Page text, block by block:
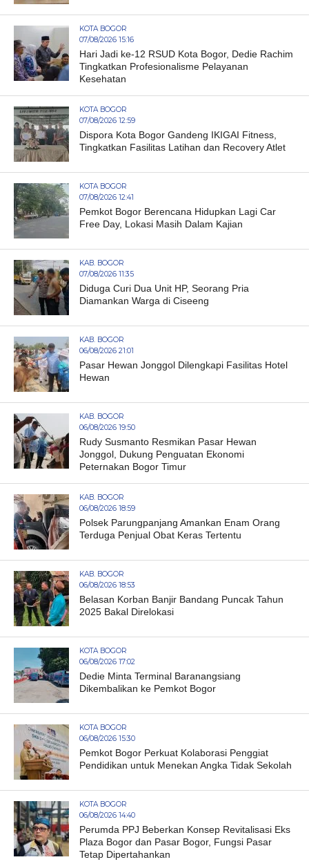
KOTA BOGOR
07/08/2026 15:16
Hari Jadi ke-12 RSUD Kota Bogor, Dedie Rachim
Tingkatkan Profesionalisme Pelayanan
Kesehatan
KOTA BOGOR
07/08/2026 12:59
Dispora Kota Bogor Gandeng IKIGAI Fitness,
Tingkatkan Fasilitas Latihan dan Recovery Atlet
KOTA BOGOR
07/08/2026 12:41
Pemkot Bogor Berencana Hidupkan Lagi Car
Free Day, Lokasi Masih Dalam Kajian
KAB. BOGOR
07/08/2026 11:35
Diduga Curi Dua Unit HP, Seorang Pria
Diamankan Warga di Ciseeng
KAB. BOGOR
06/08/2026 21:01
Pasar Hewan Jonggol Dilengkapi Fasilitas Hotel
Hewan
KAB. BOGOR
06/08/2026 19:50
Rudy Susmanto Resmikan Pasar Hewan
Jonggol, Dukung Penguatan Ekonomi
Peternakan Bogor Timur
KAB. BOGOR
06/08/2026 18:59
Polsek Parungpanjang Amankan Enam Orang
Terduga Penjual Obat Keras Tertentu
KAB. BOGOR
06/08/2026 18:53
Belasan Korban Banjir Bandang Puncak Tahun
2025 Bakal Direlokasi
KOTA BOGOR
06/08/2026 17:02
Dedie Minta Terminal Baranangsiang
Dikembalikan ke Pemkot Bogor
KOTA BOGOR
06/08/2026 15:30
Pemkot Bogor Perkuat Kolaborasi Penggiat
Pendidikan untuk Menekan Angka Tidak Sekolah
KOTA BOGOR
06/08/2026 14:40
Perumda PPJ Beberkan Konsep Revitalisasi Eks
Plaza Bogor dan Pasar Bogor, Fungsi Pasar
Tetap Dipertahankan